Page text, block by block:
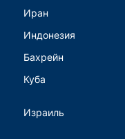
Иран
Индонезия
Бахрейн
Куба
Израиль